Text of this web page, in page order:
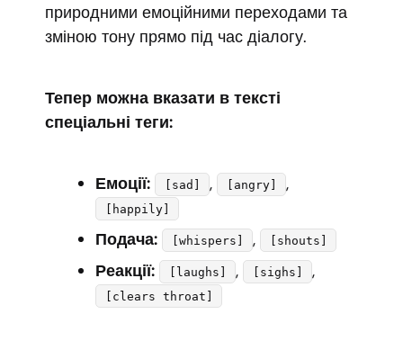
природними емоційними переходами та
зміною тону прямо під час діалогу.
Тепер можна вказати в тексті
спеціальні теги:
Емоції: [sad] , [angry] ,
[happily]
Подача: [whispers] , [shouts]
Реакції: [laughs] , [sighs] ,
[clears throat]